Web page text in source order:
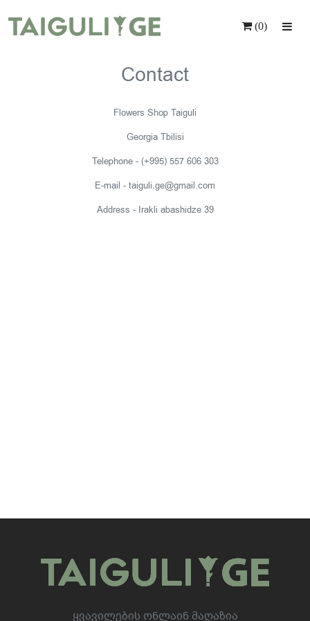
Home
Gifts
Service
Individual Order
Contact
(0)
Contact
Flowers Shop Taiguli
Georgia Tbilisi
Telephone - (+995) 557 606 303
E-mail - taiguli.ge@gmail.com
Address - Irakli abashidze 39
Ყვავილების Ონლაინ Მაღაზია